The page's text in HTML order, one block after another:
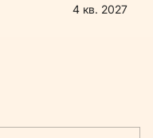
4 кв. 2027